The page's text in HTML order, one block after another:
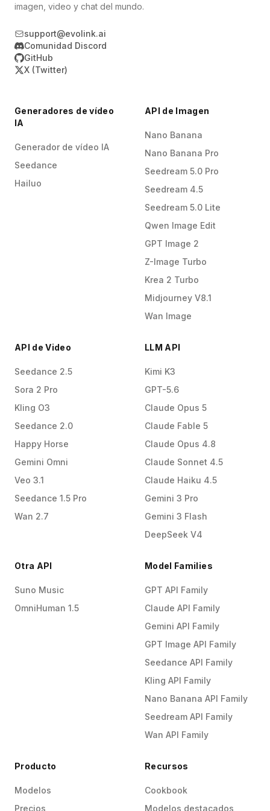
imagen, video y chat del mundo.
support@evolink.ai
Comunidad Discord
GitHub
X (Twitter)
Generadores de vídeo
IA
Generador de vídeo IA
Seedance
Hailuo
API de Imagen
Nano Banana
Nano Banana Pro
Seedream 5.0 Pro
Seedream 4.5
Seedream 5.0 Lite
Qwen Image Edit
GPT Image 2
Z-Image Turbo
Krea 2 Turbo
Midjourney V8.1
Wan Image
API de Video
Seedance 2.5
Sora 2 Pro
Kling O3
Seedance 2.0
Happy Horse
Gemini Omni
Veo 3.1
Seedance 1.5 Pro
Wan 2.7
LLM API
Kimi K3
GPT-5.6
Claude Opus 5
Claude Fable 5
Claude Opus 4.8
Claude Sonnet 4.5
Claude Haiku 4.5
Gemini 3 Pro
Gemini 3 Flash
DeepSeek V4
Otra API
Suno Music
OmniHuman 1.5
Model Families
GPT API Family
Claude API Family
Gemini API Family
GPT Image API Family
Seedance API Family
Kling API Family
Nano Banana API Family
Seedream API Family
Wan API Family
Producto
Modelos
Precios
Recursos
Cookbook
Modelos destacados